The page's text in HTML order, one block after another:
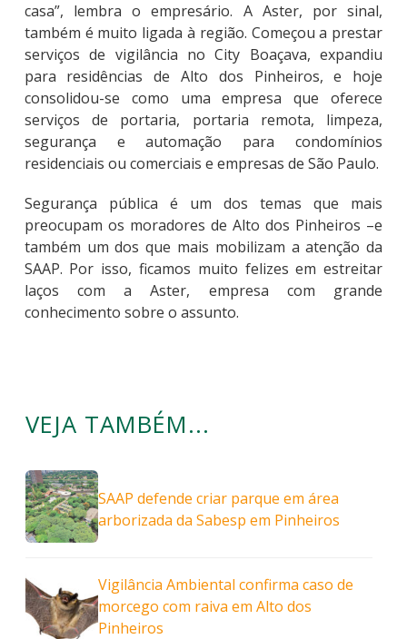
casa”, lembra o empresário. A Aster, por sinal,
também é muito ligada à região. Começou a prestar
serviços de vigilância no City Boaçava, expandiu
para residências de Alto dos Pinheiros, e hoje
consolidou-se como uma empresa que oferece
serviços de portaria, portaria remota, limpeza,
segurança e automação para condomínios
residenciais ou comerciais e empresas de São Paulo.
Segurança pública é um dos temas que mais
preocupam os moradores de Alto dos Pinheiros –e
também um dos que mais mobilizam a atenção da
SAAP. Por isso, ficamos muito felizes em estreitar
laços com a Aster, empresa com grande
conhecimento sobre o assunto.
VEJA TAMBÉM...
SAAP defende criar parque em área
arborizada da Sabesp em Pinheiros
Vigilância Ambiental confirma caso de
morcego com raiva em Alto dos
Pinheiros